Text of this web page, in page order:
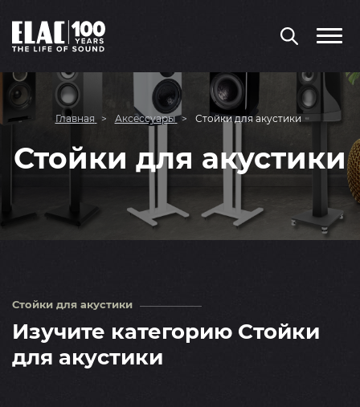
Главная Аксессуары Стойки для акустики
Стойки для акустики
Стойки для акустики
Изучите категорию Стойки
для акустики